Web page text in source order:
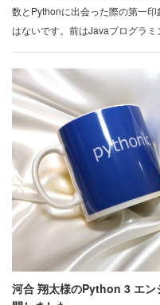
数とPythonに出会った際の第一
はないです。前はJavaプログラ
河合 翔太様のPython 3 エン